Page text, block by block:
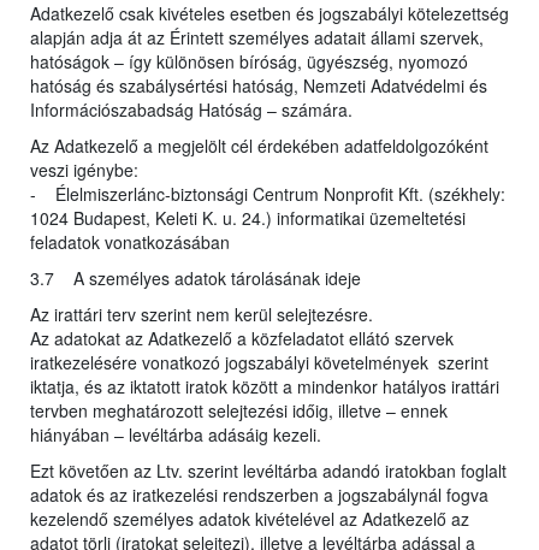
Adatkezelő csak kivételes esetben és jogszabályi kötelezettség
alapján adja át az Érintett személyes adatait állami szervek,
hatóságok – így különösen bíróság, ügyészség, nyomozó
hatóság és szabálysértési hatóság, Nemzeti Adatvédelmi és
Információszabadság Hatóság – számára.
Az Adatkezelő a megjelölt cél érdekében adatfeldolgozóként
veszi igénybe:
- Élelmiszerlánc-biztonsági Centrum Nonprofit Kft. (székhely:
1024 Budapest, Keleti K. u. 24.) informatikai üzemeltetési
feladatok vonatkozásában
3.7 A személyes adatok tárolásának ideje
Az irattári terv szerint nem kerül selejtezésre.
Az adatokat az Adatkezelő a közfeladatot ellátó szervek
iratkezelésére vonatkozó jogszabályi követelmények szerint
iktatja, és az iktatott iratok között a mindenkor hatályos irattári
tervben meghatározott selejtezési időig, illetve – ennek
hiányában – levéltárba adásáig kezeli.
Ezt követően az Ltv. szerint levéltárba adandó iratokban foglalt
adatok és az iratkezelési rendszerben a jogszabálynál fogva
kezelendő személyes adatok kivételével az Adatkezelő az
adatot törli (iratokat selejtezi), illetve a levéltárba adással a